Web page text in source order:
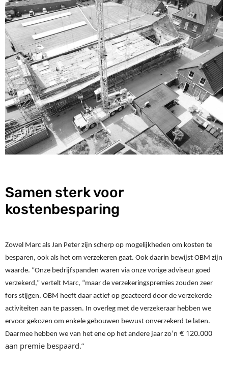
Samen sterk voor
kostenbesparing
Zowel Marc als Jan Peter zijn scherp op mogelijkheden om kosten te
besparen, ook als het om verzekeren gaat. Ook daarin bewijst OBM zijn
waarde. “Onze bedrijfspanden waren via onze vorige adviseur goed
verzekerd,” vertelt Marc, “maar de verzekeringspremies zouden zeer
fors stijgen. OBM heeft daar actief op geacteerd door de verzekerde
activiteiten aan te passen. In overleg met de verzekeraar hebben we
ervoor gekozen om enkele gebouwen bewust onverzekerd te laten.
Daarmee hebben we van het ene op het andere jaar zo’n € 120.000
aan premie bespaard.”